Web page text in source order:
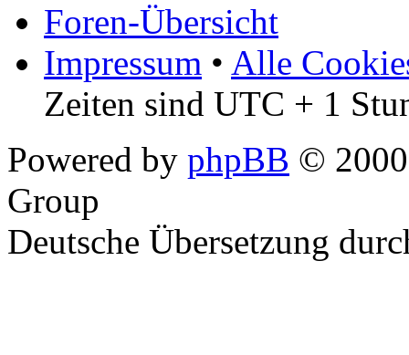
Foren-Übersicht
Impressum • Alle
Zeiten sind UTC + 1
Powered by phpBB ©
Group
Deutsche Übersetzung